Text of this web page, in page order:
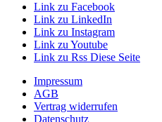
Link zu Facebook
Link zu LinkedIn
Link zu Instagram
Link zu Youtube
Link zu Rss Diese Seite
Impressum
AGB
Vertrag widerrufen
Datenschutz